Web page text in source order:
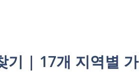
기 | 17개 지역별 가